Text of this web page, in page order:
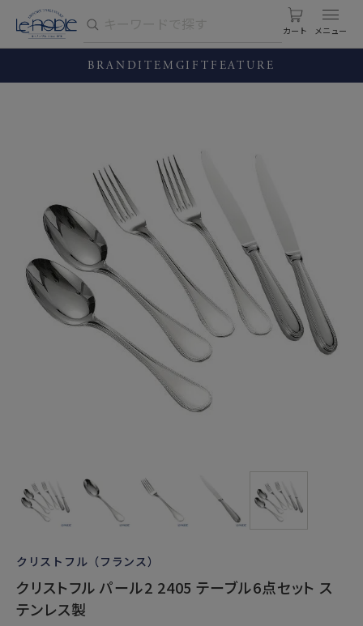
カート
BRANDITEM GIFT FEATURE
クリストフル（フランス）
クリストフル パール2 2405 テーブル6点セット ス
テンレス製